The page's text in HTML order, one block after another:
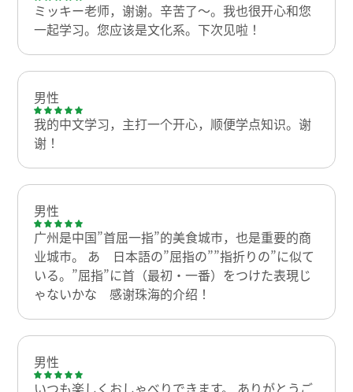
ミッキー老师，谢谢。辛苦了～。我也很开心和您
一起学习。您应该是文化系。下次见啦！
男性
我的中文学习，主打一个开心，顺便学点知识。谢
谢！
男性
广州是中国”首屈一指”的美食城市，也是重要的商
业城市。 あ 日本語の”屈指の””指折りの”に似て
いる。”屈指”に首（最初・一番）をつけた表現じ
ゃないかな 感谢珠海的介绍！
男性
いつも楽しくおしゃべりできます。 ありがとうご